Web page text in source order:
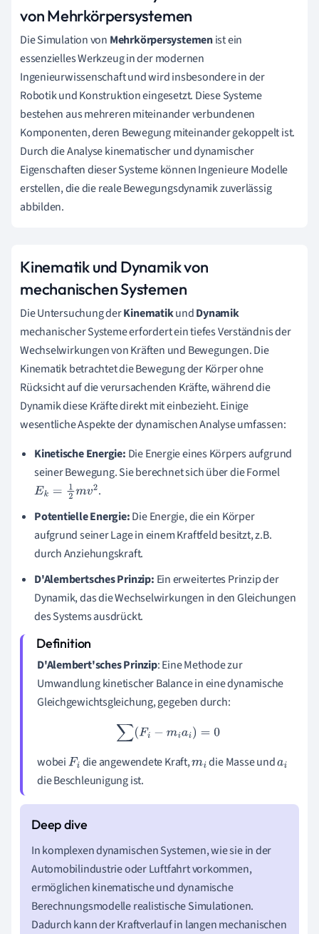
von Mehrkörpersystemen
Die Simulation von Mehrkörpersystemenist ein
essenzielles Werkzeug in der modernen
Ingenieurwissenschaft und wird insbesondere in der
Robotik und Konstruktion eingesetzt. Diese Systeme
bestehen aus mehreren miteinander verbundenen
Komponenten, deren Bewegung miteinander gekoppelt ist.
Durch die Analyse kinematischer und dynamischer
Eigenschaften dieser Systeme können Ingenieure Modelle
erstellen, die die reale Bewegungsdynamik zuverlässig
abbilden.
Kinematik und Dynamik von
mechanischen Systemen
Die Untersuchung derKinematikundDynamik
mechanischer Systeme erfordert ein tiefes Verständnis der
Wechselwirkungen von Kräften und Bewegungen. Die
Kinematik betrachtet die Bewegung der Körper ohne
Rücksicht auf die verursachenden Kräfte, während die
Dynamik diese Kräfte direkt mit einbezieht. Einige
wesentliche Aspekte der dynamischen Analyse umfassen:
Kinetische Energie: Die Energie eines Körpers aufgrund
seiner Bewegung. Sie berechnet sich über die Formel
Ek= 12mv2
.
Potentielle Energie:Die Energie, die ein Körper
aufgrund seiner Lage in einem Kraftfeld besitzt, z.B.
durch Anziehungskraft.
D'Alembertsches Prinzip: Ein erweitertes Prinzip der
Dynamik, das die Wechselwirkungen in den Gleichungen
des Systems ausdrückt.
D'Alembert'sches Prinzip: Eine Methode zur
Umwandlung kinetischer Balance in eine dynamische
Gleichgewichtsgleichung, gegeben durch:
∑(F i−miai)=0
wobeiFi die angewendete Kraft,mi die Masse undai
die Beschleunigung ist.
In komplexen dynamischen Systemen, wie sie in der
Automobilindustrie oder Luftfahrt vorkommen,
ermöglichen kinematische und dynamische
Berechnungsmodelle realistische Simulationen.
Dadurch kann der Kraftverlauf in langen mechanischen